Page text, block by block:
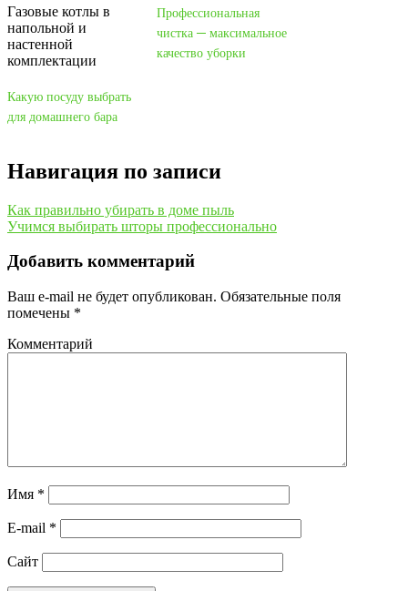
Газовые котлы в
напольной и
настенной
комплектации
Профессиональная
чистка ─ максимальное
качество уборки
Какую посуду выбрать
для домашнего бара
Навигация по записи
Как правильно убирать в доме пыль
Учимся выбирать шторы профессионально
Добавить комментарий
Ваш e-mail не будет опубликован. Обязательные поля
помечены *
Комментарий
Имя *
E-mail *
Сайт